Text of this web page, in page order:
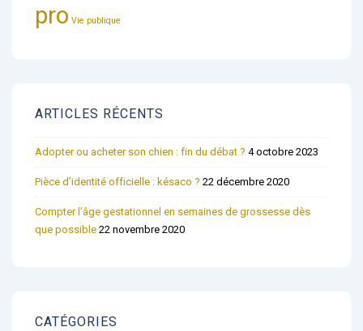
pro Vie publique
ARTICLES RÉCENTS
Adopter ou acheter son chien : fin du débat ? 4 octobre 2023
Pièce d’identité officielle : késaco ? 22 décembre 2020
Compter l’âge gestationnel en semaines de grossesse dès
que possible 22 novembre 2020
CATÉGORIES